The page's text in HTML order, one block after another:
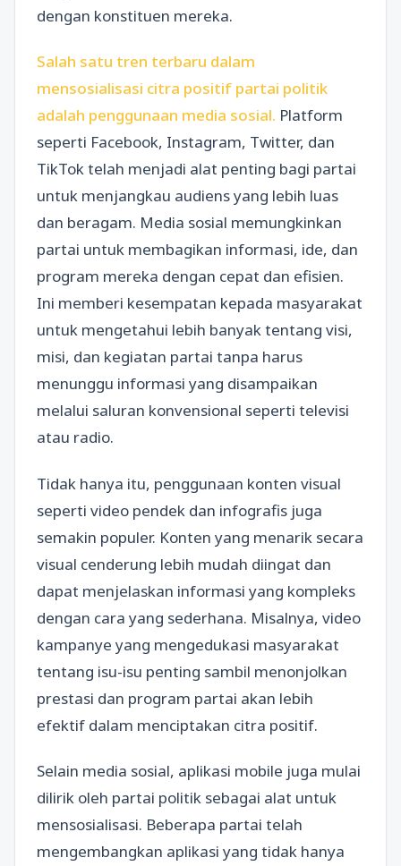
dengan konstituen mereka.
Salah satu tren terbaru dalam
mensosialisasi citra positif partai politik
adalah penggunaan media sosial. Platform
seperti Facebook, Instagram, Twitter, dan
TikTok telah menjadi alat penting bagi partai
untuk menjangkau audiens yang lebih luas
dan beragam. Media sosial memungkinkan
partai untuk membagikan informasi, ide, dan
program mereka dengan cepat dan efisien.
Ini memberi kesempatan kepada masyarakat
untuk mengetahui lebih banyak tentang visi,
misi, dan kegiatan partai tanpa harus
menunggu informasi yang disampaikan
melalui saluran konvensional seperti televisi
atau radio.
Tidak hanya itu, penggunaan konten visual
seperti video pendek dan infografis juga
semakin populer. Konten yang menarik secara
visual cenderung lebih mudah diingat dan
dapat menjelaskan informasi yang kompleks
dengan cara yang sederhana. Misalnya, video
kampanye yang mengedukasi masyarakat
tentang isu-isu penting sambil menonjolkan
prestasi dan program partai akan lebih
efektif dalam menciptakan citra positif.
Selain media sosial, aplikasi mobile juga mulai
dilirik oleh partai politik sebagai alat untuk
mensosialisasi. Beberapa partai telah
mengembangkan aplikasi yang tidak hanya